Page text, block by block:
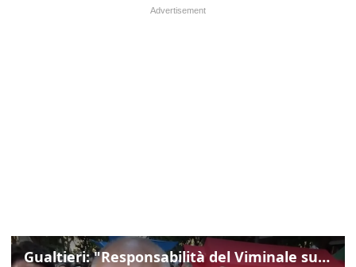
Gualtieri: "Responsabilità del Viminale su Spin Time? La posizione dei partiti è nota"